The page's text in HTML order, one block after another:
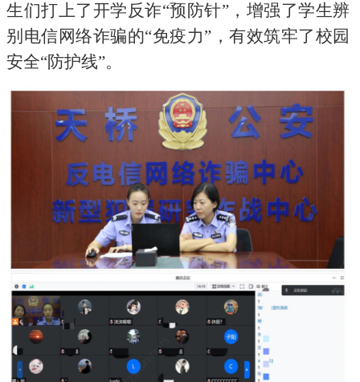
生们打上了开学反诈“预防针”，增强了学生辨
别电信网络诈骗的“免疫力”，有效筑牢了校园
安全“防护线”。